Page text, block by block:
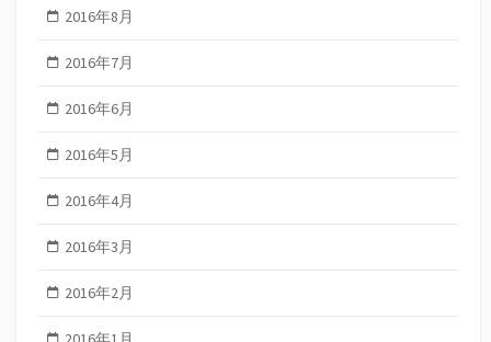
2016年8月
2016年7月
2016年6月
2016年5月
2016年4月
2016年3月
2016年2月